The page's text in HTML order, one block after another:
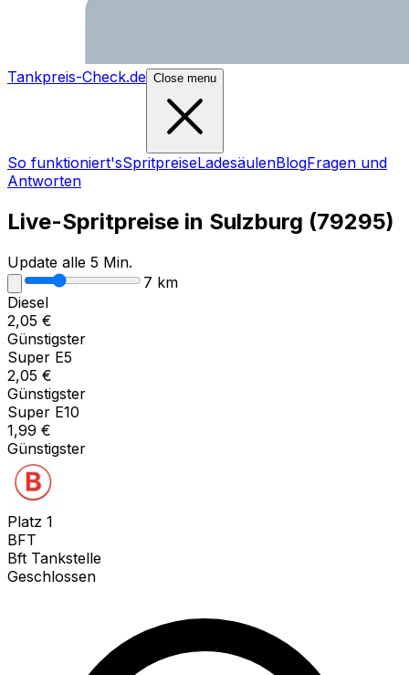
Tankpreis-Check.de Close menu
So funktioniert'sSpritpreiseLadesäulenBlogFragen und
Antworten
Live-Spritpreise in Sulzburg (79295)
Update alle 5 Min.
7 km
Diesel
2,05 €
Günstigster
Super E5
2,05 €
Günstigster
Super E10
1,99 €
Günstigster
Platz 1
BFT
Bft Tankstelle
Geschlossen